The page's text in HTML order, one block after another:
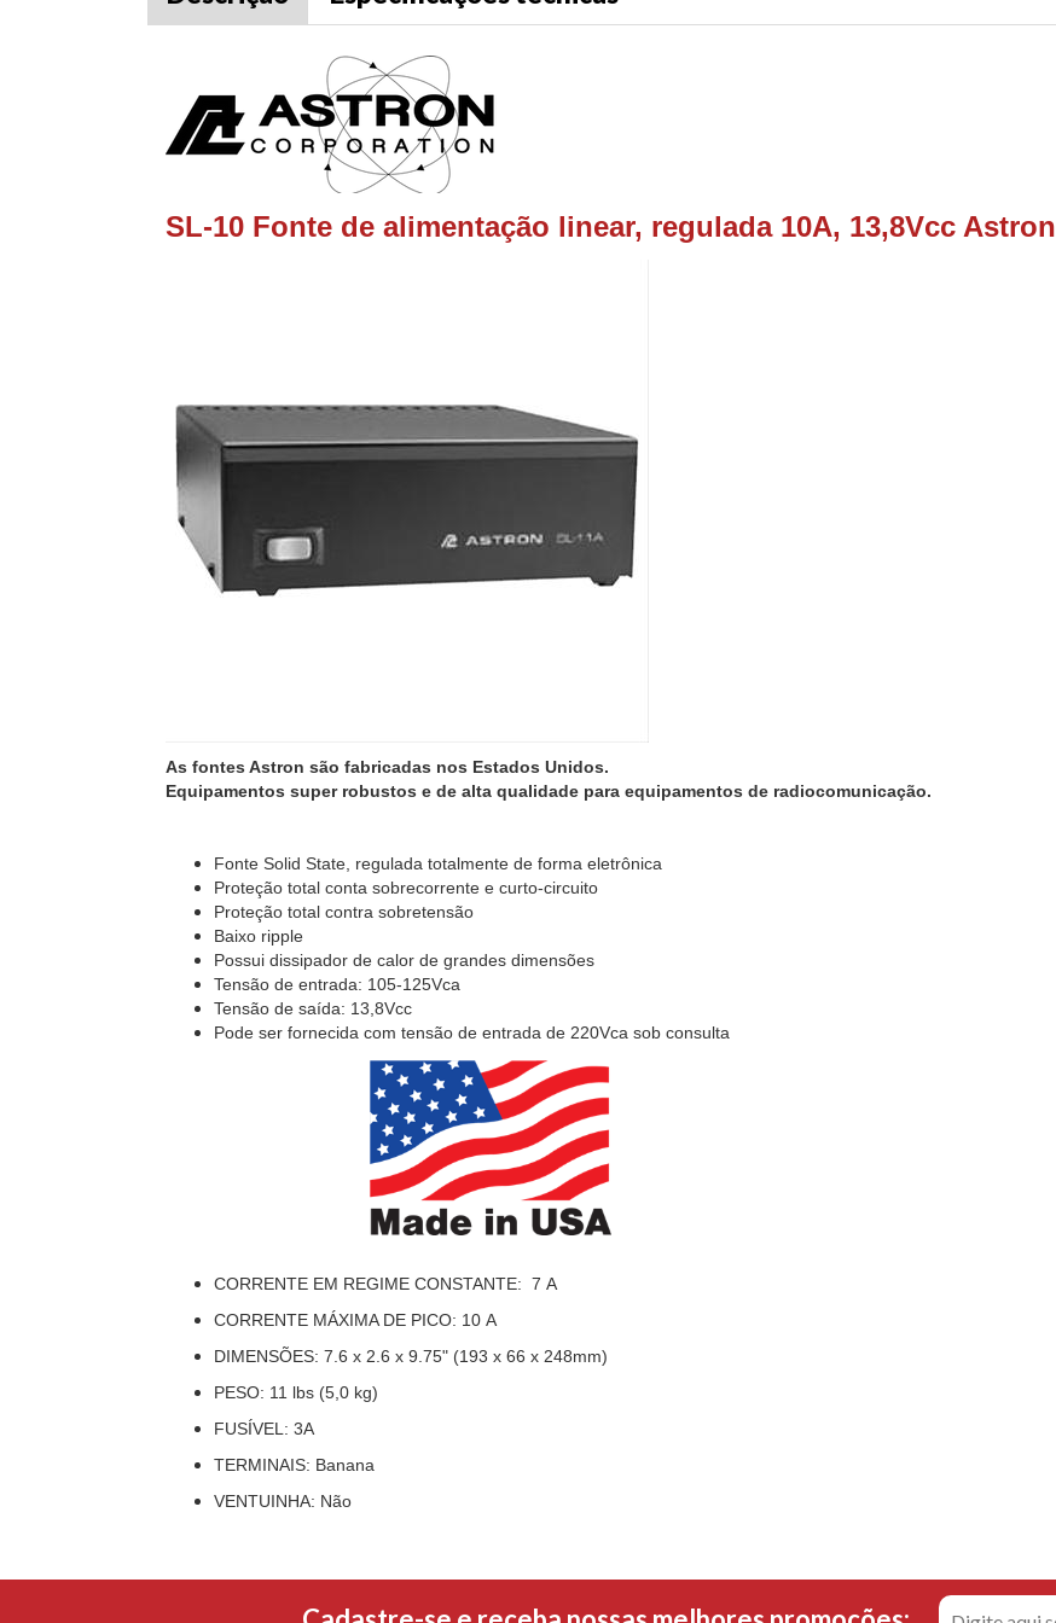
SL-10 Fonte de alimentação linear, regulada 10A, 13,8Vcc Astron
As fontes Astron são fabricadas nos Estados Unidos.
Equipamentos super robustos e de alta qualidade para equipamentos de radiocomunicação.
Fonte Solid State, regulada totalmente de forma eletrônica
Proteção total conta sobrecorrente e curto-circuito
Proteção total contra sobretensão
Baixo ripple
Possui dissipador de calor de grandes dimensões
Tensão de entrada: 105-125Vca
Tensão de saída: 13,8Vcc
Pode ser fornecida com tensão de entrada de 220Vca sob consulta
CORRENTE EM REGIME CONSTANTE: 7 A
CORRENTE MÁXIMA DE PICO: 10 A
DIMENSÕES: 7.6 x 2.6 x 9.75" (193 x 66 x 248mm)
PESO: 11 lbs (5,0 kg)
FUSÍVEL: 3A
TERMINAIS: Banana
VENTUINHA: Não